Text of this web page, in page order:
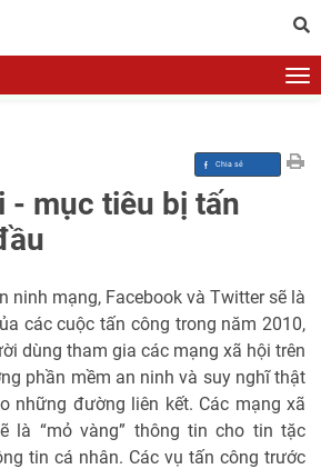
- mục tiêu bị tấn
ninh mạng, Facebook và Twitter sẽ là
các cuộc tấn công trong năm 2010,
dùng tham gia các mạng xã hội trên
phần mềm an ninh và suy nghĩ thật
những đường liên kết. Các mạng xã
là “mỏ vàng” thông tin cho tin tặc
tin cá nhân. Các vụ tấn công trước